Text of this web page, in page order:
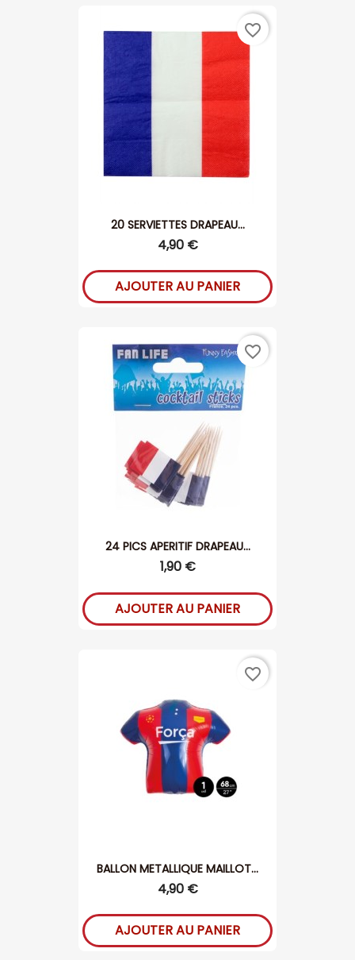
20 SERVIETTES DRAPEAU...
4,90 €
AJOUTER AU PANIER
favorite_border
24 PICS APERITIF DRAPEAU...
1,90 €
AJOUTER AU PANIER
favorite_border
BALLON METALLIQUE MAILLOT...
4,90 €
AJOUTER AU PANIER
favorite_border